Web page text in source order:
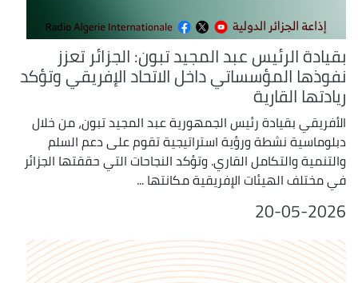
بقيادة الرئيس عبد المجيد تبون: الجزائر تعزز
نفوذها المؤسساتي داخل الاتحاد الإفريقي وتؤكد
ريادتها القارية
الأفريقي بقيادة رئيس الجمهورية عبد المجيد تبون، من خلال
دبلوماسية نشطة ورؤية استراتيجية تقوم على دعم السلم
والتنمية والتكامل القاري. وتؤكد النجاحات التي حققتها الجزائر
في مختلف الهيئات الإفريقية مكانتها ...
20-05-2026